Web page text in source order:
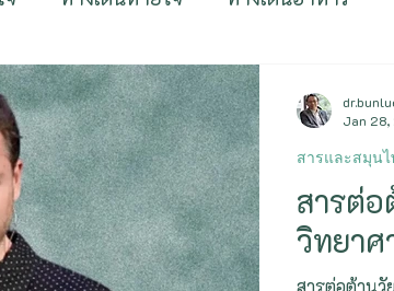
ภูมิต้านทาน ติดเชื้อ ทางเดินปัสสาวะ
วัย ตา หู คอ จมูก ผิวหนังและเส้นผม
การเผาผลาญ - Metabolism
สารต่
วิทยาศ
สารต่อต้านวั
สารและสมุน
Jan